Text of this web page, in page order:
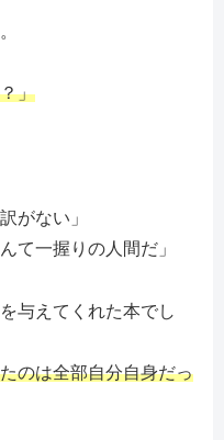
」
がない」
て一握りの人間だ」
与えてくれた本でし
のは全部自分自身だっ